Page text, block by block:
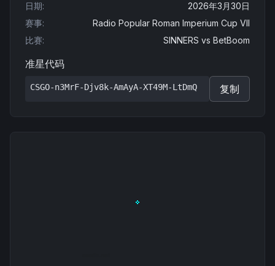
日期:
2026年3月30日
赛事:
Radio Popular Roman Imperium Cup VII
比赛: SINNERS vs BetBoom
准星代码
CSGO-n3MrF-Djv8k-AmAyA-XT49M-LtDmQ 复制